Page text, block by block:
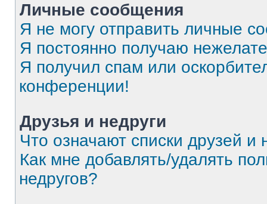
Личные сообщения
Я не могу отправить личные
Я постоянно получаю
Я получил спам или
конференции!
Друзья и недруги
Что означают списки друзей и
Как мне добавлять/удалять
недругов?